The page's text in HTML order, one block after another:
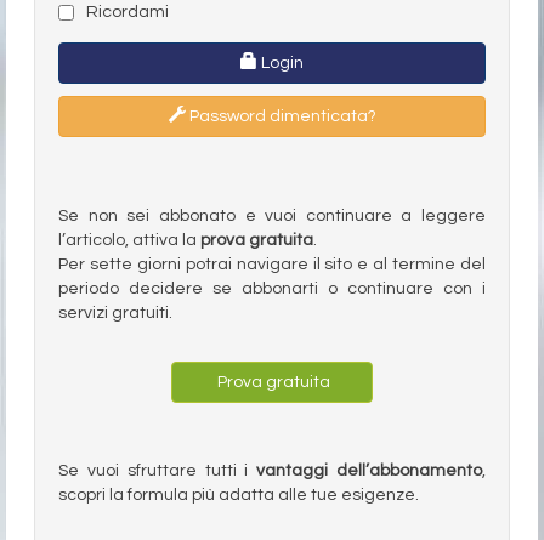
Ricordami
Login
Password dimenticata?
Se non sei abbonato e vuoi continuare a leggere
l’articolo, attiva la prova gratuita.
Per sette giorni potrai navigare il sito e al termine del
periodo decidere se abbonarti o continuare con i
servizi gratuiti.
Prova gratuita
Se vuoi sfruttare tutti ivantaggi dell’abbonamento,
scopri la formula più adatta alle tue esigenze.